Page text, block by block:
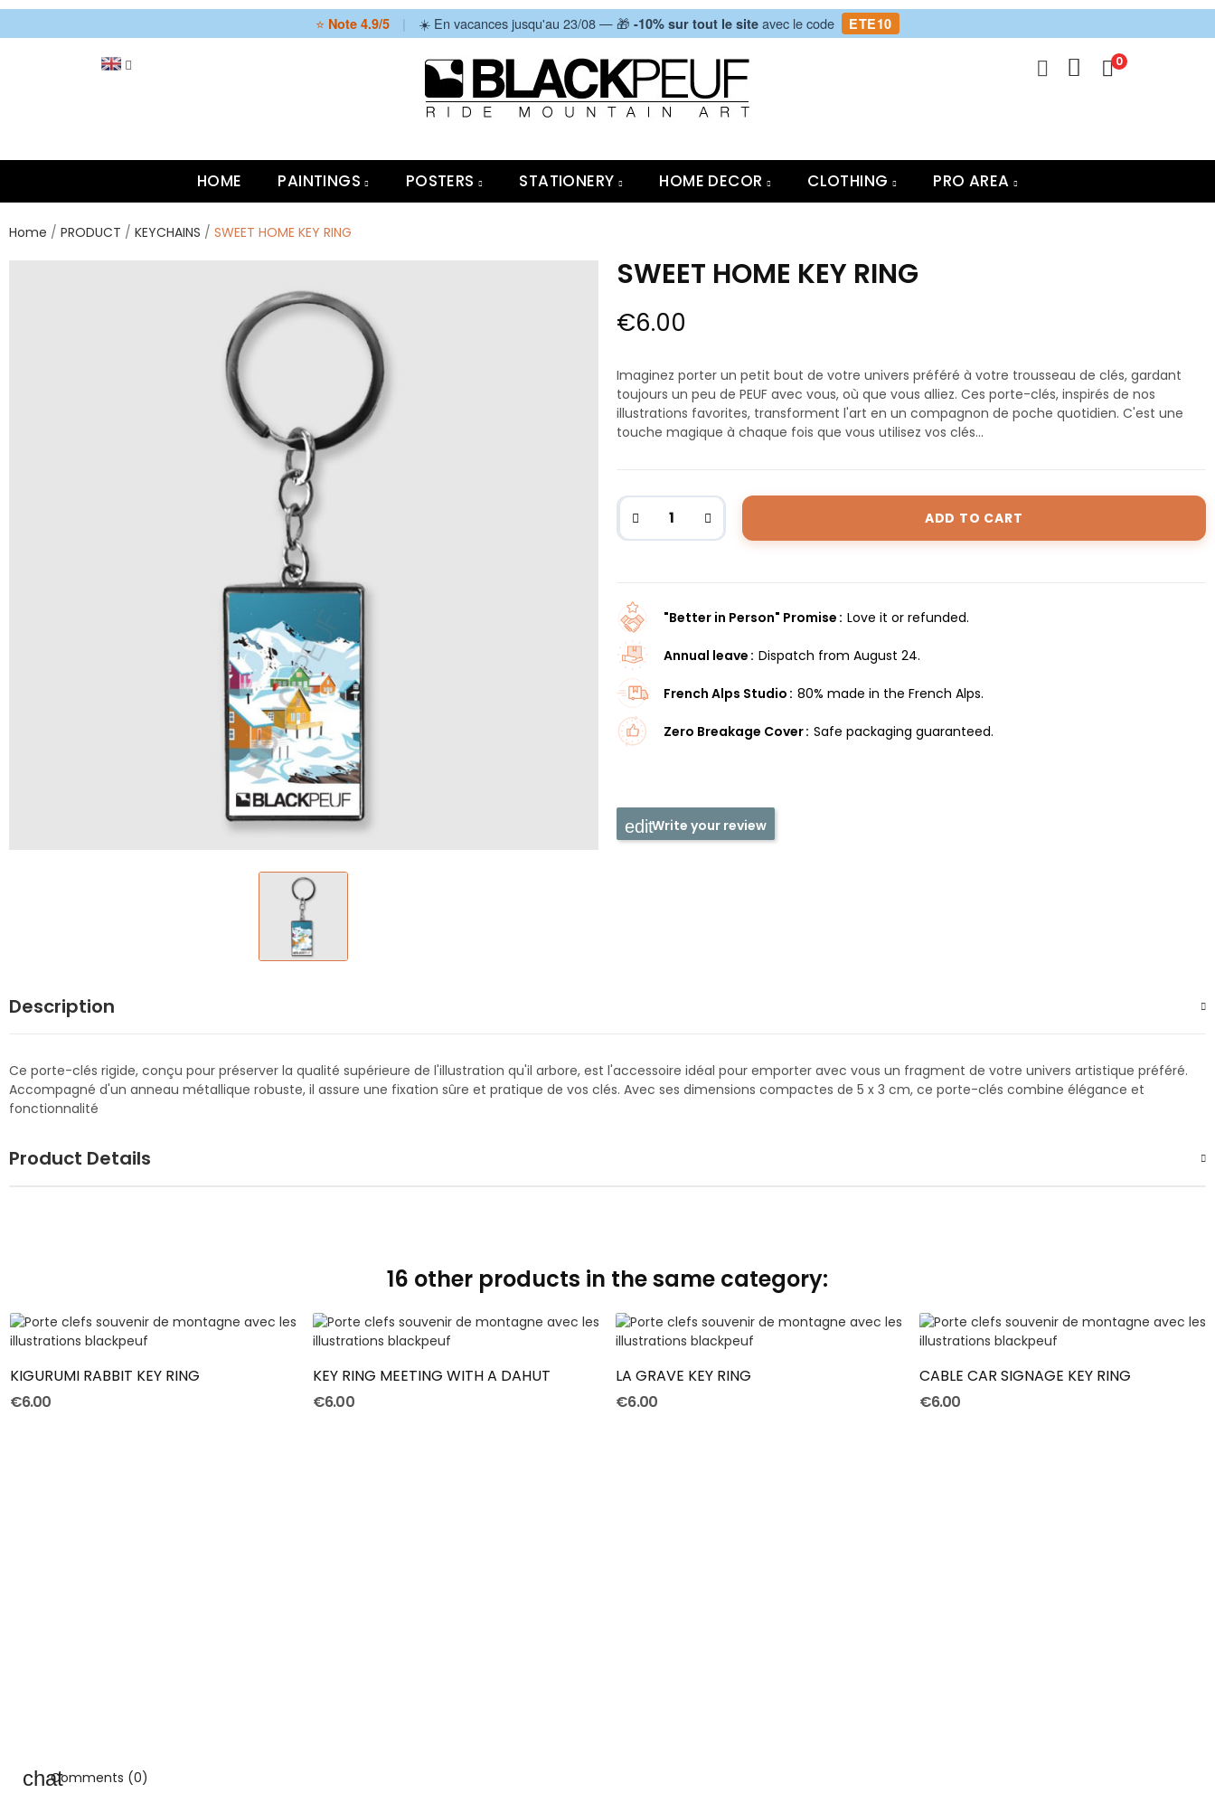
⭐ Note 4.9/5 | ☀️ En vacances jusqu'au 23/08 — 🎁-10% sur tout le site avec le code ETE10
0
HOME PAINTINGS POSTERS STATIONERY HOME DECOR CLOTHING PRO AREA
Home PRODUCT KEYCHAINS SWEET HOME KEY RING
SWEET HOME KEY RING
€6.00
Imaginez porter un petit bout de votre univers préféré à votre trousseau de clés, gardant
toujours un peu de PEUF avec vous, où que vous alliez. Ces porte-clés, inspirés de nos
illustrations favorites, transforment l'art en un compagnon de poche quotidien. C'est une
touche magique à chaque fois que vous utilisez vos clés...
ADD TO CART
"Better in Person" Promise Love it or refunded.
Annual leave Dispatch from August 24.
French Alps Studio 80% made in the French Alps.
Zero Breakage Cover Safe packaging guaranteed.
Write your review
Description
Ce porte-clés rigide, conçu pour préserver la qualité supérieure de l'illustration qu'il arbore, est l'accessoire idéal pour emporter avec vous un fragment de votre univers artistique préféré.
Accompagné d'un anneau métallique robuste, il assure une fixation sûre et pratique de vos clés. Avec ses dimensions compactes de 5 x 3 cm, ce porte-clés combine élégance et
fonctionnalité
Product Details
16 other products in the same category:
ADD TO CART
KIGURUMI RABBIT KEY RING
€6.00
ADD TO CART
KEY RING MEETING WITH A DAHUT
€6.00
ADD TO CART
LA GRAVE KEY RING
€6.00
ADD TO CART
CABLE CAR SIGNAGE KEY RING
€6.00
Comments (0)